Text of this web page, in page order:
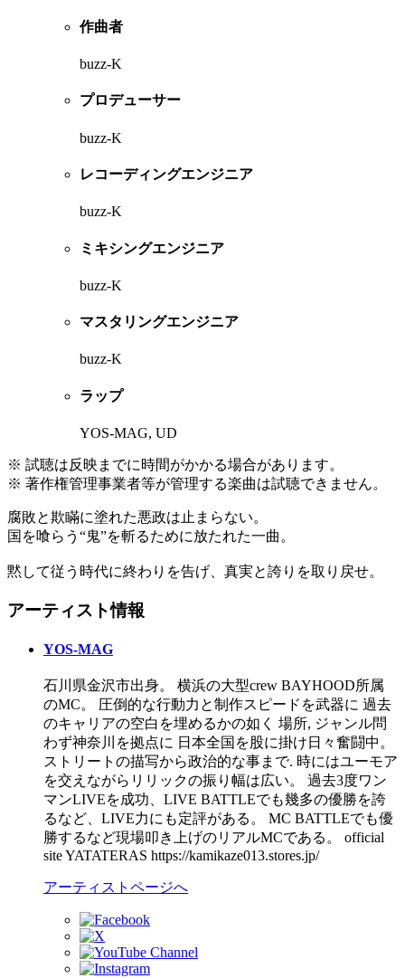
作曲者
buzz-K
プロデューサー
buzz-K
レコーディングエンジニア
buzz-K
ミキシングエンジニア
buzz-K
マスタリングエンジニア
buzz-K
ラップ
YOS-MAG, UD
※ 試聴は反映までに時間がかかる場合があります。
※ 著作権管理事業者等が管理する楽曲は試聴できません。
腐敗と欺瞞に塗れた悪政は止まらない。
国を喰らう“鬼”を斬るために放たれた一曲。
黙して従う時代に終わりを告げ、真実と誇りを取り戻せ。
アーティスト情報
YOS-MAG
石川県金沢市出身。 横浜の大型crew BAYHOOD所属
のMC。 圧倒的な行動力と制作スピードを武器に 過去
のキャリアの空白を埋めるかの如く 場所, ジャンル問
わず神奈川を拠点に 日本全国を股に掛け日々奮闘中。
ストリートの描写から政治的な事まで. 時にはユーモア
を交えながらリリックの振り幅は広い。 過去3度ワン
マンLIVEを成功、LIVE BATTLEでも幾多の優勝を誇
るなど、LIVE力にも定評がある。 MC BATTLEでも優
勝するなど現場叩き上げのリアルMCである。 official
site YATATERAS https://kamikaze013.stores.jp/
アーティストページへ